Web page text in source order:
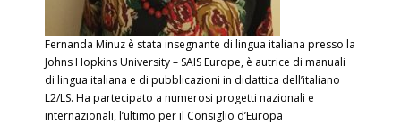
Fernanda Minuz è stata insegnante di lingua italiana presso la
Johns Hopkins University – SAIS Europe, è autrice di manuali
di lingua italiana e di pubblicazioni in didattica dell’italiano
L2/LS. Ha partecipato a numerosi progetti nazionali e
internazionali, l’ultimo per il Consiglio d’Europa